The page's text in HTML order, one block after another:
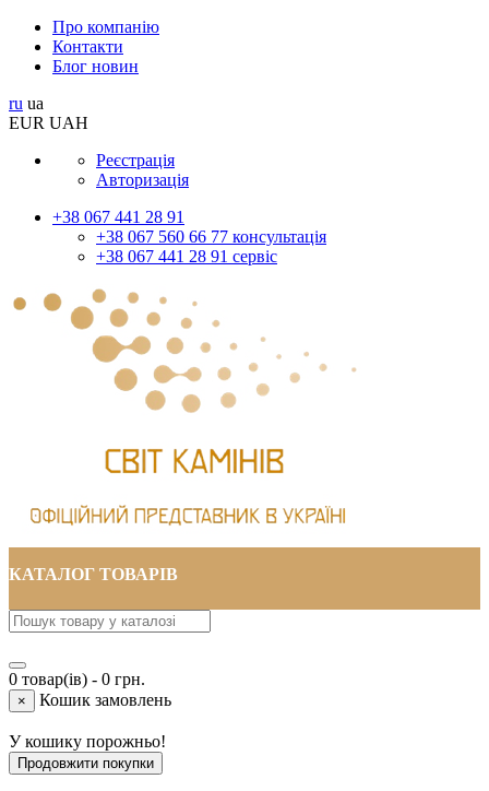
Про компанію
Контакти
Блог новин
ru ua
EUR UAH
Реєстрація
Авторизація
+38 067 441 28 91
+38 067 560 66 77 консультація
+38 067 441 28 91 сервіс
КАТАЛОГ ТОВАРІВ
0 товар(ів) - 0 грн.
× Кошик замовлень
У кошику порожньо!
Продовжити покупки